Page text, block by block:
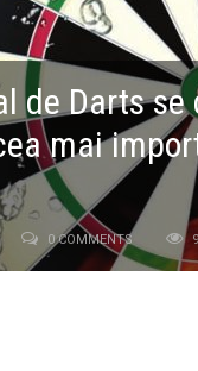
de Darts se
mai
0 COMMENTS